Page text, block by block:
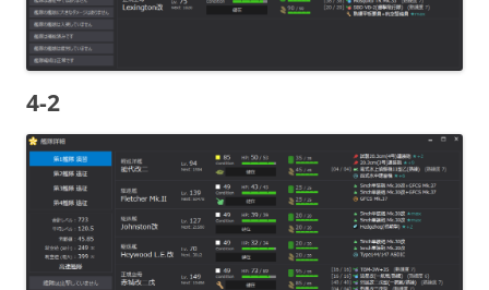
4-2